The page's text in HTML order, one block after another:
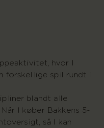
hvor I
forskellige spil rundt i
blandt alle
I køber Bakkens 5-
så I kan